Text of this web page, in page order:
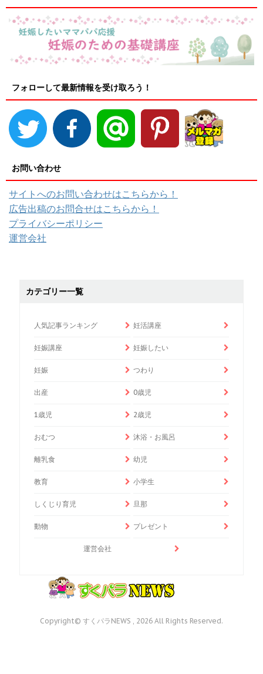
フォローして最新情報を受け取ろう！
お問い合わせ
サイトへのお問い合わせはこちらから！
広告出稿のお問合せはこちらから！
プライバシーポリシー
運営会社
カテゴリー一覧
人気記事ランキング 妊活講座
妊娠講座 妊娠したい
妊娠 つわり
出産 0歳児
1歳児 2歳児
おむつ 沐浴・お風呂
離乳食 幼児
教育 小学生
しくじり育児 旦那
動物 プレゼント
運営会社
Copyright© すくパラNEWS , 2026 All Rights Reserved.